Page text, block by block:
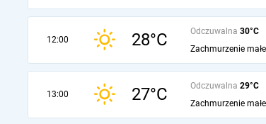
12:00 28°C Odczuwalna 30°C
Zachmurzenie
13:00 27°C Odczuwalna 29°C
Zachmurzenie